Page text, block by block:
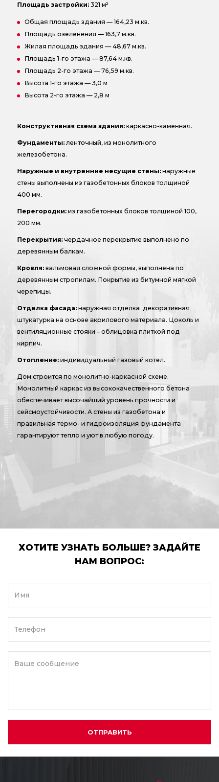
Площадь застройки: 321 м²
Общая площадь здания — 164,23 м.кв.
Площадь озеленения — 163,7 м.кв.
Жилая площадь здания — 48,67 м.кв.
Площадь 1-го этажа — 87,64 м.кв.
Площадь 2-го этажа — 76,59 м.кв.
Высота 1-го этажа — 3,0 м
Высота 2-го этажа — 2,8 м
Конструктивная схема здания:каркасно-каменная.
Фундаменты: ленточный, из монолитного
железобетона.
Наружные и внутренние несущие стены:наружные
стены выполнены из газобетонных блоков толщиной
400 мм.
Перегородки:из газобетонных блоков толщиной 100,
200 мм.
Перекрытия:чердачное перекрытие выполнено по
деревянным балкам.
Кровля:вальмовая сложной формы, выполнена по
деревянным стропилам. Покрытие из битумной мягкой
черепицы.
Отделка фасада:наружная отделка декоративная
штукатурка на основе акрилового материала. Цоколь и
вентиляционные стояки – облицовка плиткой под
кирпич.
Отопление:индивидуальный газовый котел.
Дом строится по монолитно-каркасной схеме.
Монолитный каркас из высококачественного бетона
обеспечивает высочайший уровень прочности и
сейсмоустойчивости. А стены из газобетона и
правильная термо- и гидроизоляция фундамента
гарантируют тепло и уют в любую погоду.
ХОТИТЕ УЗНАТЬ БОЛЬШЕ? ЗАДАЙТЕ
НАМ ВОПРОС:
Имя
Телефон
Ваше сообщение
ОТПРАВИТЬ